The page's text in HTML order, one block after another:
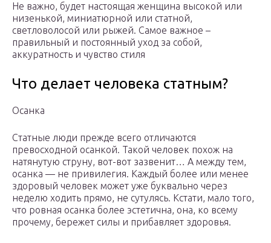
Не важно, будет настоящая женщина высокой или
низенькой, миниатюрной или статной,
светловолосой или рыжей. Самое важное –
правильный и постоянный уход за собой,
аккуратность и чувство стиля
Что делает человека статным?
Осанка
Статные люди прежде всего отличаются
превосходной осанкой. Такой человек похож на
натянутую струну, вот-вот зазвенит… А между тем,
осанка — не привилегия. Каждый более или менее
здоровый человек может уже буквально через
неделю ходить прямо, не сутулясь. Кстати, мало того,
что ровная осанка более эстетична, она, ко всему
прочему, бережет силы и прибавляет здоровья.